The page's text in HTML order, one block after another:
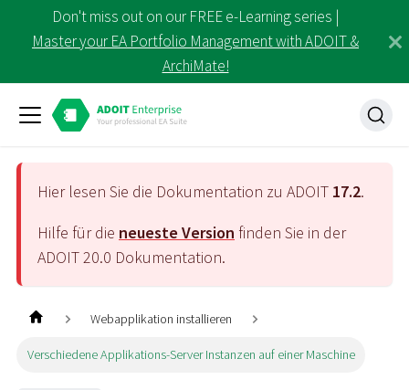
Don't miss out on our FREE e-Learning series |
Master your EA Portfolio Management with ADOIT &
ArchiMate!
Hier lesen Sie die Dokumentation zu ADOIT 17.2.
Hilfe für die neueste Version finden Sie in der
ADOIT20.0 Dokumentation.
Webapplikation installieren
Verschiedene Applikations-Server Instanzen auf einer Maschine